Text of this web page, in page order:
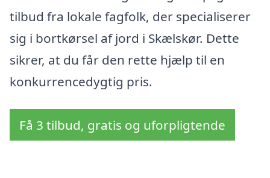
tilbud fra lokale fagfolk, der specialiserer
sig i bortkørsel af jord i Skælskør. Dette
sikrer, at du får den rette hjælp til en
konkurrencedygtig pris.
Få 3 tilbud, gratis og uforpligtende